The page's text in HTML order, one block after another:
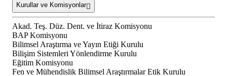
Kurullar ve Komisyonlar
Akad. Teş. Düz. Dent. ve İtiraz Komisyonu
BAP Komisyonu
Bilimsel Araştırma ve Yayın Etiği Kurulu
Bilişim Sistemleri Yönlendirme Kurulu
Eğitim Komisyonu
Fen ve Mühendislik Bilimsel Araştırmalar Etik Kurulu